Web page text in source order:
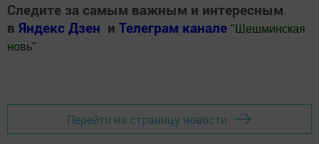
Следите за самым важным и интересным
в Яндекс Дзен и Телеграм канале " Шешминская
новь"
Перейти на страницу новости